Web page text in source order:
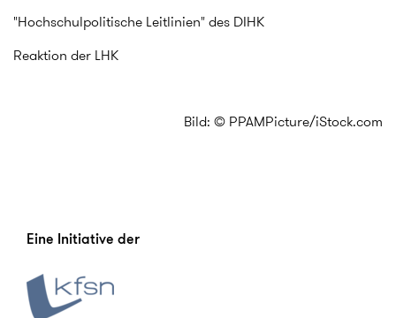
"Hochschulpolitische Leitlinien" des DIHK
Reaktion der LHK
Bild: © PPAMPicture/iStock.com
Eine Initiative der